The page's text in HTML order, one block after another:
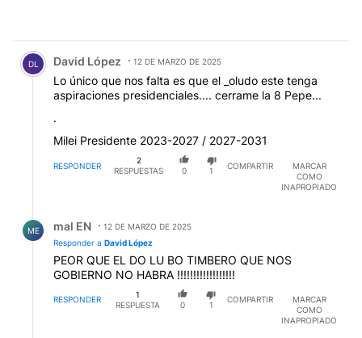
Comentario de David López.
DL David López 12 DE MARZO DE 2025
Lo único que nos falta es que el _oludo este tenga
aspiraciones presidenciales.... cerrame la 8 Pepe...
.
Milei Presidente 2023-2027 / 2027-2031
RESPONDER
2
RESPUESTAS
0 1
COMPARTIR
MARCAR
COMO
INAPROPIADO
ME mal EN
12 DE MARZO DE 2025
Responder a David López
PEOR QUE EL DO LU BO TIMBERO QUE NOS
GOBIERNO NO HABRA !!!!!!!!!!!!!!!!!!
RESPONDER
1
RESPUESTA
0 1
COMPARTIR
MARCAR
COMO
INAPROPIADO